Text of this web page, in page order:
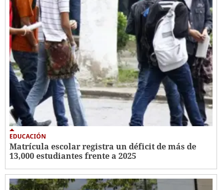
EDUCACIÓN
Matrícula escolar registra un déficit de más de
13,000 estudiantes frente a 2025